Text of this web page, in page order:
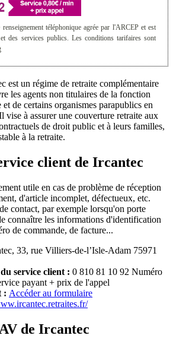
téléphonique agrée par l'ARCEP et est
des services publics. Les conditions tarifaires sont
est un régime de retraite complémentaire
les agents non titulaires de la fonction
de certains organismes parapublics en
vise à assurer une couverture retraite aux
de droit public et à leurs familles,
à la retraite.
client de Ircantec
utile en cas de problème de réception
d'article incomplet, défectueux, etc.
contact, par exemple lorsqu'on porte
connaître les informations d'identification
de commande, de facture...
33, rue Villiers-de-l’Isle-Adam 75971
service client : 0 810 81 10 92 Numéro
payant + prix de l'appel
: Accéder au formulaire
de Ircantec